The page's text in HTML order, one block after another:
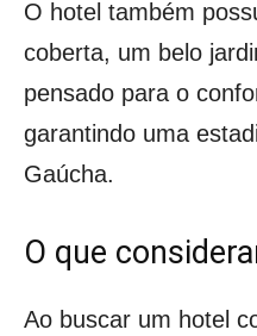
O hotel também
coberta, um belo
pensado para o
garantindo uma
Gaúcha.
O que
Ao buscar um hotel